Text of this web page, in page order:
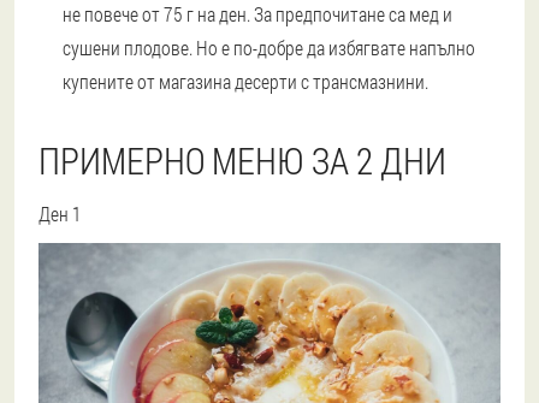
не повече от 75 г на ден. За предпочитане са мед и
сушени плодове. Но е по-добре да избягвате напълно
купените от магазина десерти с трансмазнини.
ПРИМЕРНО МЕНЮ ЗА 2 ДНИ
Ден 1